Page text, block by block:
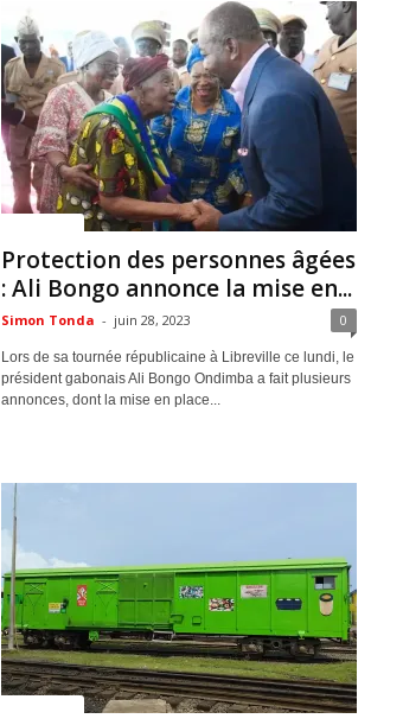
Protection des personnes âgées
: Ali Bongo annonce la mise en...
Simon Tonda - juin 28, 2023 0
Lors de sa tournée républicaine à Libreville ce lundi, le
président gabonais Ali Bongo Ondimba a fait plusieurs
annonces, dont la mise en place...